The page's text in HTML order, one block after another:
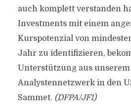
auch komplett verstanden
Investments mit einem
Kurspotenzial von
Jahr zu identifizieren,
Unterstützung aus
Analystennetzwerk in den
Sammet. (DFPA/JF1)